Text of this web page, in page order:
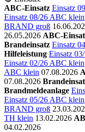
ABC-Einsatz Einsatz
Einsatz 08/26 ABC klein
BRAND groß
26.05.2026 ABC-
Brandeinsatz Einsatz
Hilfeleistung Einsatz
Einsatz 02/26 ABC klein
ABC klein 07.08.2026
07.08.2026
Brandmeldeanlage
Einsatz 05/26 ABC klein
BRAND groß
TH klein 13.02.2026
04.02.2026